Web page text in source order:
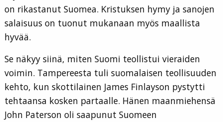
on rikastanut Suomea. Kristuksen hymy ja sanojen
salaisuus on tuonut mukanaan myös maallista
hyvää.
Se näkyy siinä, miten Suomi teollistui vieraiden
voimin. Tampereesta tuli suomalaisen teollisuuden
kehto, kun skottilainen James Finlayson pystytti
tehtaansa kosken partaalle. Hänen maanmiehensä
John Paterson oli saapunut Suomeen